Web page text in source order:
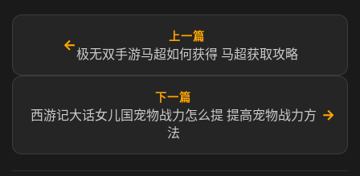
←
上一篇
极无双手游马超如何获得 马超获取攻略
下一篇
西游记大话女儿国宠物战力怎么提 提高宠物战力方
法
→